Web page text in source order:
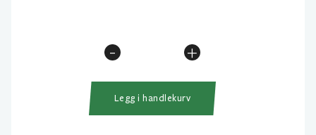
+
Boat
-
Legg i handlekurv